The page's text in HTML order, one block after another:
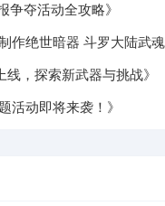
争夺活动全攻略》
线，探索新武器与挑战》
活动即将来袭！》